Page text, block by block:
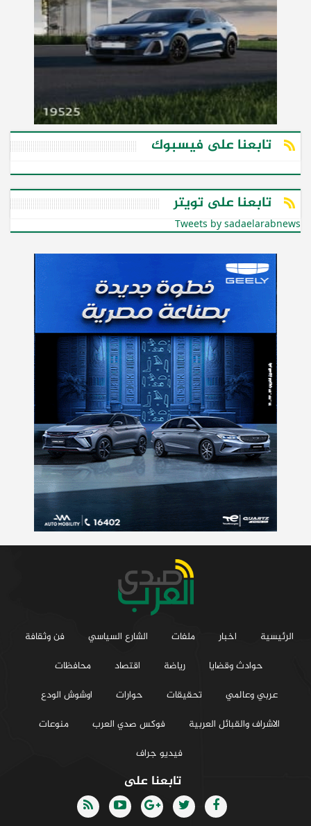
تابعنا على فيسبوك
تابعنا على تويتر
Tweets by sadaelarabnews
الرئيسية اخبار ملفات الشارع السياسي
فن وثقافة
حوادث وقضايا
رياضة اقتصاد
محافظات
عربي وعالمي
تحقيقات حوارات
اوشوش الودع
الاشراف والقبائل العربية
فوكس صدي العرب
منوعات
فيديو جراف
تابعنا على